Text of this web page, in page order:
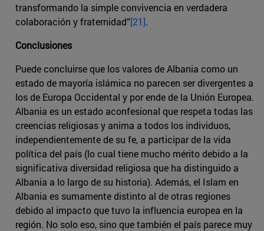
transformando la simple convivencia en verdadera
colaboración y fraternidad”[21].
Conclusiones
Puede concluirse que los valores de Albania como un
estado de mayoría islámica no parecen ser divergentes a
los de Europa Occidental y por ende de la Unión Europea.
Albania es un estado aconfesional que respeta todas las
creencias religiosas y anima a todos los individuos,
independientemente de su fe, a participar de la vida
política del país (lo cual tiene mucho mérito debido a la
significativa diversidad religiosa que ha distinguido a
Albania a lo largo de su historia). Además, el Islam en
Albania es sumamente distinto al de otras regiones
debido al impacto que tuvo la influencia europea en la
región. No solo eso, sino que también el país parece muy